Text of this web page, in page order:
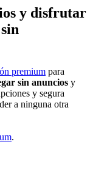
y disfrutar
premium para
sin anuncios y
y segura
a ninguna otra
.